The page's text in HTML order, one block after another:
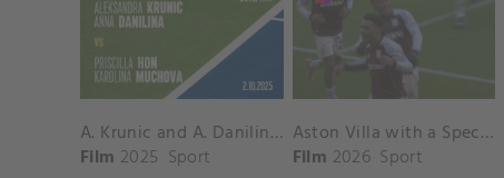
A. Krunic and A. Danilina vs. P. Hon and K. Muchova Match Highlights - BEIJING_Capital Group Diamond ( October 02, 2025)
Film 2025 Sport
Aston Villa with a Spectacular Goal vs. Nottingham Forest
Film 2026 Sport